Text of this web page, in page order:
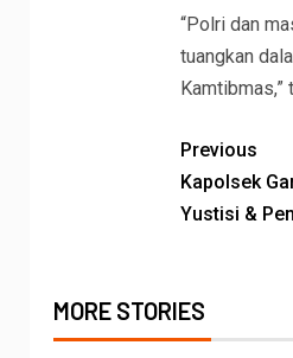
“Polri dan
tuangkan
Previous
Kapolsek
Yustisi &
MORE STORIES